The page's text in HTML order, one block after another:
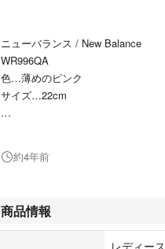
ニューバランス / New Balance
WR996QA
色…薄めのピンク
サイズ…22cm
約4年前
商品情報